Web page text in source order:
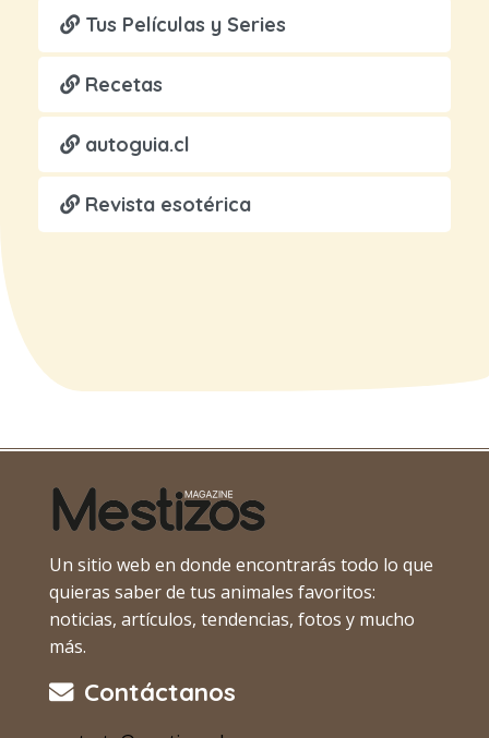
Tus Películas y Series
Recetas
autoguia.cl
Revista esotérica
Un sitio web en donde encontrarás todo lo que
quieras saber de tus animales favoritos:
noticias, artículos, tendencias, fotos y mucho
más.
Contáctanos